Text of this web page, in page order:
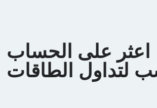
اعثر على الحساب
لتداول الطاقات